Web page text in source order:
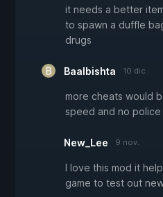
it needs a better
to spawn a duffle
drugs
Baalbishta 10 dic.
more cheats would
speed and no
New_Lee 9 nov.
I love this mod it
game to test out